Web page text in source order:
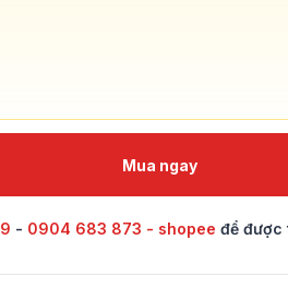
Mua ngay
- 0904 683 873 - shopee để được